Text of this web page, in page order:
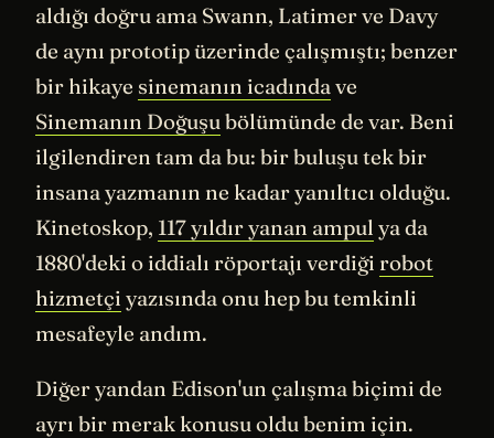
aldığı doğru ama Swann, Latimer ve Davy
de aynı prototip üzerinde çalışmıştı; benzer
bir hikaye sinemanın icadında ve
Sinemanın Doğuşu bölümünde de var. Beni
ilgilendiren tam da bu: bir buluşu tek bir
insana yazmanın ne kadar yanıltıcı olduğu.
Kinetoskop, 117 yıldır yanan ampul ya da
1880'deki o iddialı röportajı verdiği robot
hizmetçi yazısında onu hep bu temkinli
mesafeyle andım.
Diğer yandan Edison'un çalışma biçimi de
ayrı bir merak konusu oldu benim için.